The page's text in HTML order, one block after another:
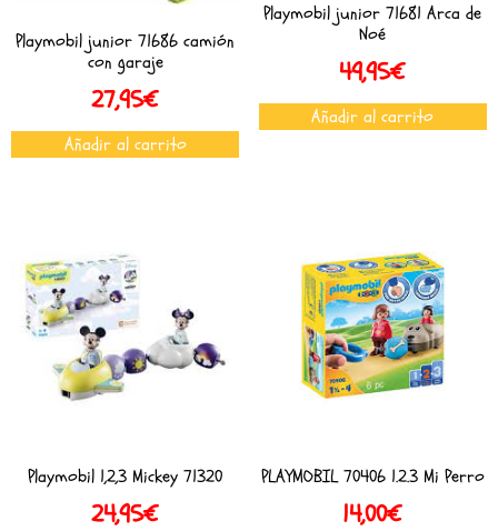
Playmobil junior 71686 camión
con garaje
27,95€
Añadir al carrito
Playmobil junior 71681 Arca de
Noé
49,95€
Añadir al carrito
Playmobil 1,2,3 Mickey 71320
24,95€
PLAYMOBIL 70406 1.2.3 Mi Perro
14,00€